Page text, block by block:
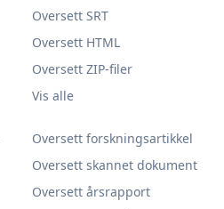
Oversett forskningsartikkel
Oversett skannet dokument
Oversett årsrapport
Oversett SRT
Oversett HTML
Oversett ZIP-filer
Vis alle